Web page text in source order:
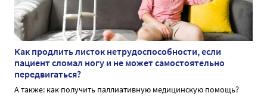
Как продлить листок нетрудоспособности, если
пациент сломал ногу и не может самостоятельно
передвигаться?
А также: как получить паллиативную медицинскую помощь?